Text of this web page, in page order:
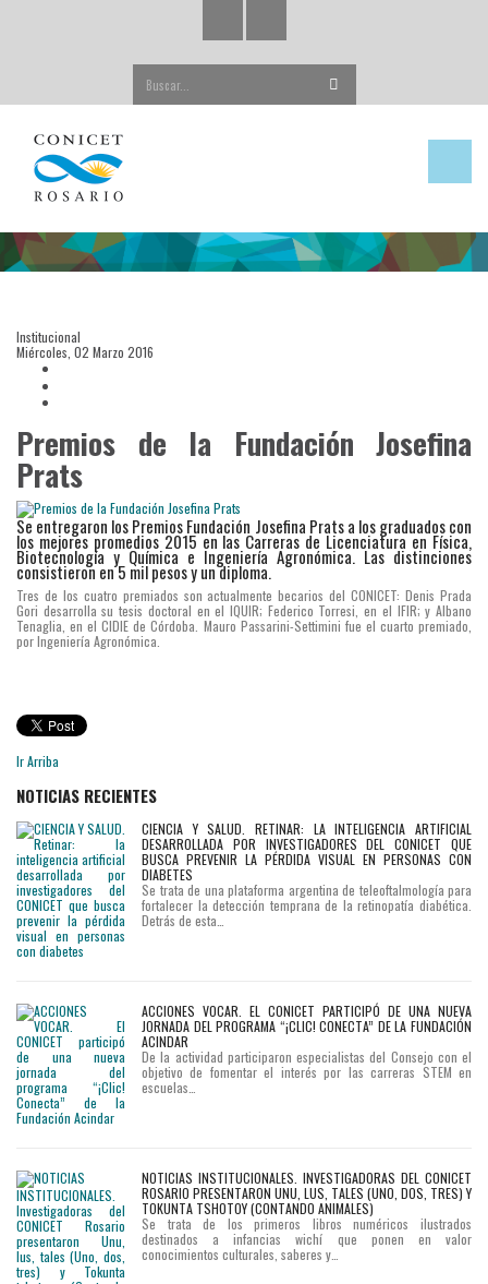
Institucional
Miércoles, 02 Marzo 2016
Premios de la Fundación Josefina
Prats
Se entregaron los Premios Fundación Josefina Prats a los graduados con
los mejores promedios 2015 en las Carreras de Licenciatura en Física,
Biotecnología y Química e Ingeniería Agronómica. Las distinciones
consistieron en 5 mil pesos y un diploma.
Tres de los cuatro premiados son actualmente becarios del CONICET: Denis Prada
Gori desarrolla su tesis doctoral en el IQUIR; Federico Torresi, en el IFIR; y Albano
Tenaglia, en el CIDIE de Córdoba. Mauro Passarini-Settimini fue el cuarto premiado,
por Ingeniería Agronómica.
Ir Arriba
NOTICIAS RECIENTES
CIENCIA Y SALUD. RETINAR: LA INTELIGENCIA ARTIFICIAL
DESARROLLADA POR INVESTIGADORES DEL CONICET QUE
BUSCA PREVENIR LA PÉRDIDA VISUAL EN PERSONAS CON
DIABETES
Se trata de una plataforma argentina de teleoftalmología para
fortalecer la detección temprana de la retinopatía diabética.
Detrás de esta…
ACCIONES VOCAR. EL CONICET PARTICIPÓ DE UNA NUEVA
JORNADA DEL PROGRAMA “¡CLIC! CONECTA” DE LA FUNDACIÓN
ACINDAR
De la actividad participaron especialistas del Consejo con el
objetivo de fomentar el interés por las carreras STEM en
escuelas…
NOTICIAS INSTITUCIONALES. INVESTIGADORAS DEL CONICET
ROSARIO PRESENTARON UNU, LUS, TALES (UNO, DOS, TRES) Y
TOKUNTA TSHOTOY (CONTANDO ANIMALES)
Se trata de los primeros libros numéricos ilustrados
destinados a infancias wichí que ponen en valor
conocimientos culturales, saberes y…